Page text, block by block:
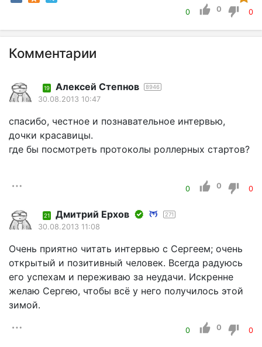
0 0 0
Комментарии
19 Алексей Степнов 8946
30.08.2013 10:47
спасибо, честное и познавательное интервью,
дочки красавицы.
где бы посмотреть протоколы роллерных стартов?
0 0 0
21 Дмитрий Ерхов 271
30.08.2013 11:08
Очень приятно читать интервью с Сергеем; очень
открытый и позитивный человек. Всегда радуюсь
его успехам и переживаю за неудачи. Искренне
желаю Сергею, чтобы всё у него получилось этой
зимой.
0 0 0